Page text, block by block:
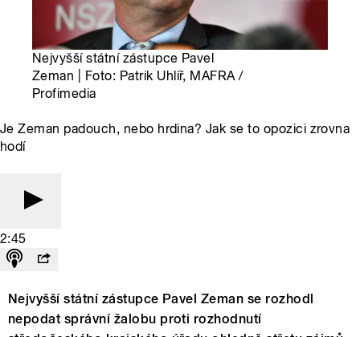
Nejvyšší státní zástupce Pavel
Zeman | Foto: Patrik Uhlíř, MAFRA /
Profimedia
Je Zeman padouch, nebo hrdina? Jak se to opozici zrovna
hodí
2:45
Nejvyšší státní zástupce Pavel Zeman se rozhodl
nepodat správní žalobu proti rozhodnutí